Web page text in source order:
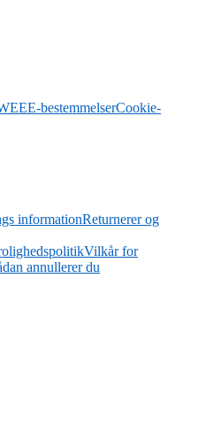
bestemmelserCookie-
informationReturnerer og
Vilkår for
annullerer du